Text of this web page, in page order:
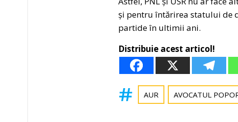
și pentru întărirea statului de
partide în ultimii ani.
Distribuie acest articol!
AUR AVOCATUL